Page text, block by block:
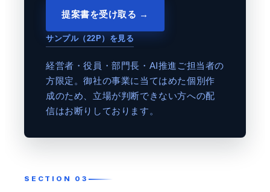
提案書を受け取る →
サンプル（22P）を見る
経営者・役員・部門長・AI推進ご担当者の
方限定。御社の事業に当てはめた個別作
成のため、立場が判断できない方への配
信はお断りしております。